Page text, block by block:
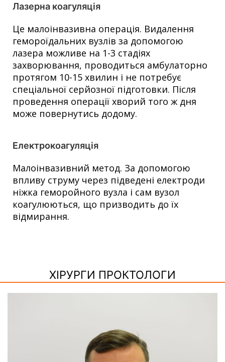
Лазерна коагуляція
Це малоінвазивна операція. Видалення
гемороїдальних вузлів за допомогою
лазера можливе на 1-3 стадіях
захворювання, проводиться амбулаторно
протягом 10-15 хвилин і не потребує
спеціальної серйозної підготовки. Після
проведення операції хворий того ж дня
може повернутись додому.
Електрокоагуляція
Малоінвазивний метод. За допомогою
впливу струму через підведені електроди
ніжка геморойного вузла і сам вузол
коагулюються, що призводить до їх
відмирання.
ХІРУРГИ ПРОКТОЛОГИ